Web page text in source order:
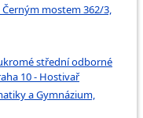
mostem 362/3,
střední odborné
10 - Hostivař
a Gymnázium,